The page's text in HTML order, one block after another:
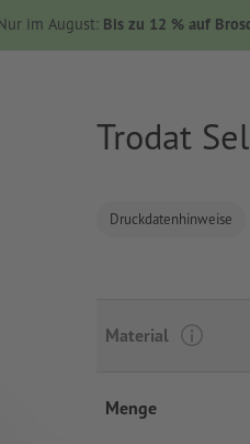
im August: Bis zu 12 % auf
Trodat
Druckdatenhinweise
Material
Menge